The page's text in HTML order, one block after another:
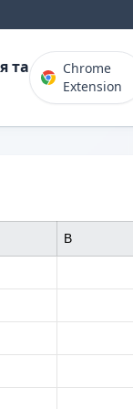
та
Chrome
Extension
B